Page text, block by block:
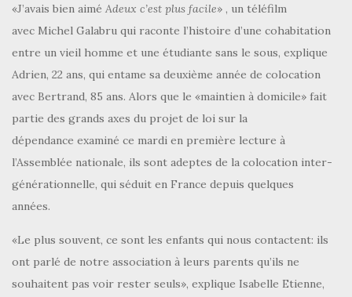
«J’avais bien aimé Adeux c’est plus facile» , un téléfilm
avec Michel Galabru qui raconte l’histoire d’une cohabitation
entre un vieil homme et une étudiante sans le sous, explique
Adrien, 22 ans, qui entame sa deuxième année de colocation
avec Bertrand, 85 ans. Alors que le «maintien à domicile» fait
partie des grands axes du projet de loi sur la
dépendance examiné ce mardi en première lecture à
l’Assemblée nationale, ils sont adeptes de la colocation inter-
générationnelle, qui séduit en France depuis quelques
années.
«Le plus souvent, ce sont les enfants qui nous contactent: ils
ont parlé de notre association à leurs parents qu’ils ne
souhaitent pas voir rester seuls», explique Isabelle Etienne,